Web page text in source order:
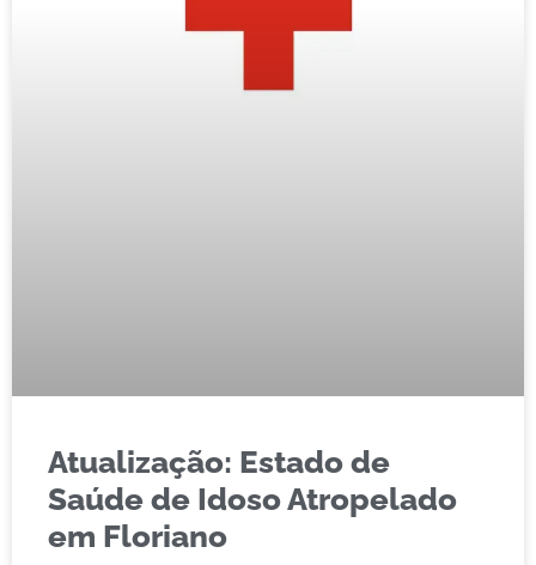
Atualização: Estado de
Saúde de Idoso Atropelado
em Floriano